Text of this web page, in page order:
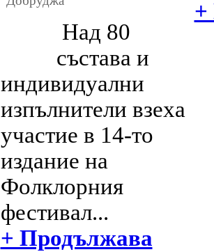
Над 80
състава и
индивидуални
изпълнители взеха
участие в 14-то
издание на
Фолклорния
фестивал...
+ Продължава
+